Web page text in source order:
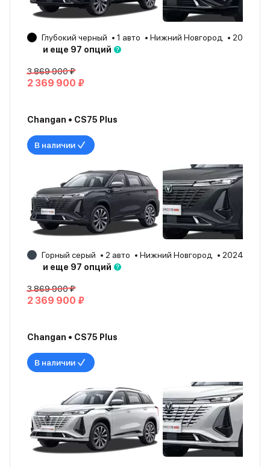
Глубокий черный 1 авто Нижний Новгород
2024
и еще 97 опций
3 869 900 ₽
2 369 900 ₽
Changan • CS75 Plus
В наличии
Горный серый 2 авто Нижний Новгород
2024
и еще 97 опций
3 869 900 ₽
2 369 900 ₽
Changan • CS75 Plus
В наличии